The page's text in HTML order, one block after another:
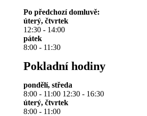
Po předchozí domluvě:
úterý, čtvrtek
12:30 - 14:00
pátek
8:00 - 11:30
Pokladní hodiny
pondělí, středa
8:00 - 11:00 12:30 - 16:30
úterý, čtvrtek
8:00 - 11:00